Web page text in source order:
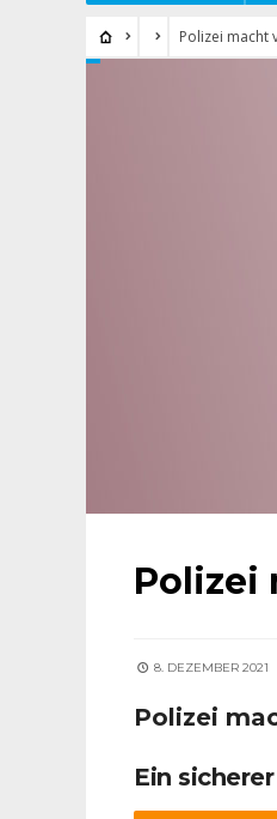
Polizei macht
Polizei
8. DEZEMBER 2021
Polizei
Ein